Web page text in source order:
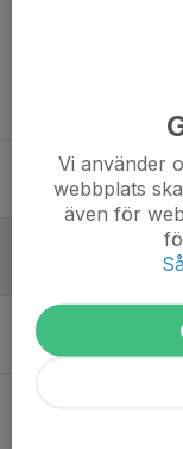
Tidigare nyheter
15 jun, 09:43
10 maj,
Vi använder
webbplats
även för